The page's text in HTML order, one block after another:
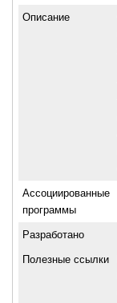
Описание
Ассоциированные
программы
Разработано
Полезные ссылки